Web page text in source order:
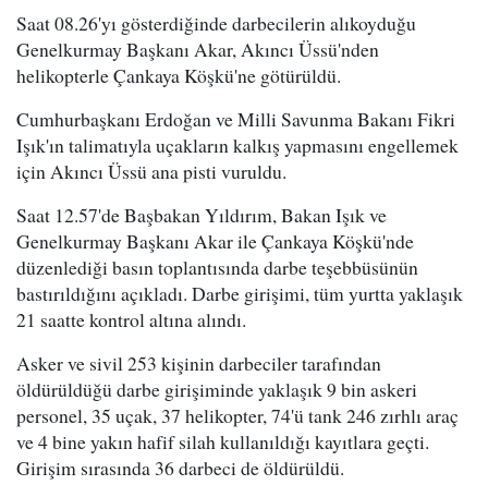
Saat 08.26'yı gösterdiğinde darbecilerin alıkoyduğu
Genelkurmay Başkanı Akar, Akıncı Üssü'nden
helikopterle Çankaya Köşkü'ne götürüldü.
Cumhurbaşkanı Erdoğan ve Milli Savunma Bakanı Fikri
Işık'ın talimatıyla uçakların kalkış yapmasını engellemek
için Akıncı Üssü ana pisti vuruldu.
Saat 12.57'de Başbakan Yıldırım, Bakan Işık ve
Genelkurmay Başkanı Akar ile Çankaya Köşkü'nde
düzenlediği basın toplantısında darbe teşebbüsünün
bastırıldığını açıkladı. Darbe girişimi, tüm yurtta yaklaşık
21 saatte kontrol altına alındı.
Asker ve sivil 253 kişinin darbeciler tarafından
öldürüldüğü darbe girişiminde yaklaşık 9 bin askeri
personel, 35 uçak, 37 helikopter, 74'ü tank 246 zırhlı araç
ve 4 bine yakın hafif silah kullanıldığı kayıtlara geçti.
Girişim sırasında 36 darbeci de öldürüldü.